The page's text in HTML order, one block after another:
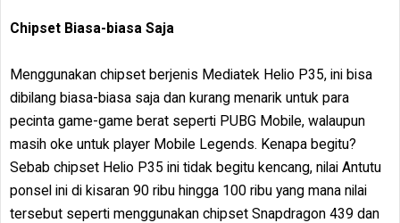
Chipset Biasa-biasa Saja
Menggunakan chipset berjenis Mediatek Helio P35, ini bisa
dibilang biasa-biasa saja dan kurang menarik untuk para
pecinta game-game berat seperti PUBG Mobile, walaupun
masih oke untuk player Mobile Legends. Kenapa begitu?
Sebab chipset Helio P35 ini tidak begitu kencang, nilai Antutu
ponsel ini di kisaran 90 ribu hingga 100 ribu yang mana nilai
tersebut seperti menggunakan chipset Snapdragon 439 dan